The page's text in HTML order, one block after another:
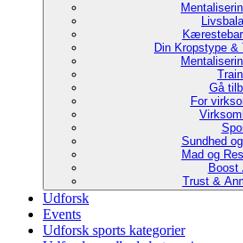
Din Kropstype
Gå
For
Sundhed
Mad og
Boost
Trust &
Udforsk
Events
Udforsk sports kategorier